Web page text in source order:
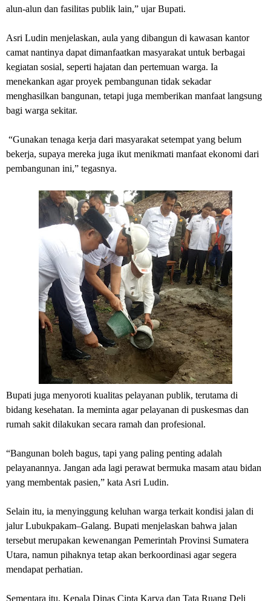
alun-alun dan fasilitas publik lain,” ujar Bupati.
‎Asri Ludin menjelaskan, aula yang dibangun di kawasan kantor
camat nantinya dapat dimanfaatkan masyarakat untuk berbagai
kegiatan sosial, seperti hajatan dan pertemuan warga. Ia
menekankan agar proyek pembangunan tidak sekadar
menghasilkan bangunan, tetapi juga memberikan manfaat langsung
bagi warga sekitar.
‎ “Gunakan tenaga kerja dari masyarakat setempat yang belum
bekerja, supaya mereka juga ikut menikmati manfaat ekonomi dari
pembangunan ini,” tegasnya.
‎Bupati juga menyoroti kualitas pelayanan publik, terutama di
bidang kesehatan. Ia meminta agar pelayanan di puskesmas dan
rumah sakit dilakukan secara ramah dan profesional.
‎“Bangunan boleh bagus, tapi yang paling penting adalah
pelayanannya. Jangan ada lagi perawat bermuka masam atau bidan
yang membentak pasien,” kata Asri Ludin.
‎Selain itu, ia menyinggung keluhan warga terkait kondisi jalan di
jalur Lubukpakam–Galang. Bupati menjelaskan bahwa jalan
tersebut merupakan kewenangan Pemerintah Provinsi Sumatera
Utara, namun pihaknya tetap akan berkoordinasi agar segera
mendapat perhatian.
‎Sementara itu, Kepala Dinas Cipta Karya dan Tata Ruang Deli